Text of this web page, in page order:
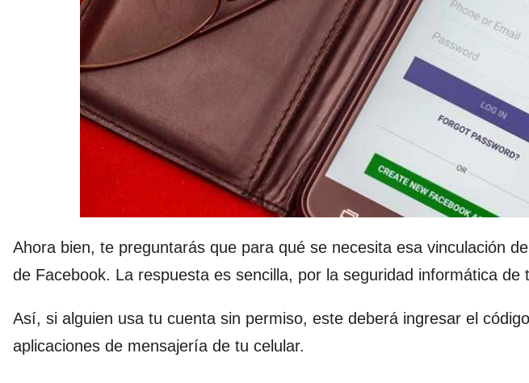
Ahora bien, te preguntarás que para qué se necesita esa vinculación
de Facebook. La respuesta es sencilla, por la seguridad informática de
Así, si alguien usa tu cuenta sin permiso, este deberá ingresar el
aplicaciones de mensajería de tu celular.